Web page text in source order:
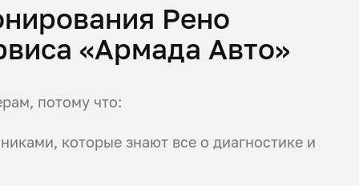
Рено
«Армада Авто»
потому что:
которые знают все о диагностике и